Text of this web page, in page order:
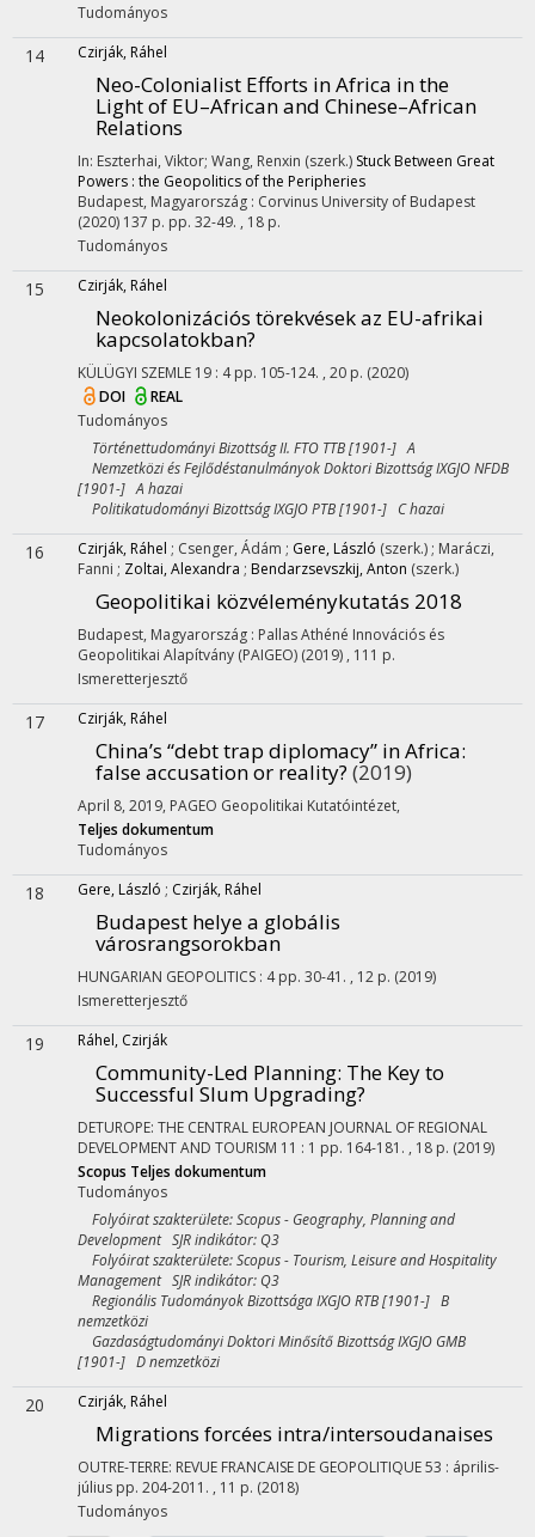
Tudományos
14 Czirják, Ráhel
Neo-Colonialist Efforts in Africa in the
Light of EU–African and Chinese–African
Relations
In: Eszterhai, Viktor; Wang, Renxin (szerk.) Stuck Between Great
Powers : the Geopolitics of the Peripheries
Budapest, Magyarország : Corvinus University of Budapest
(2020) 137 p. pp. 32-49. , 18 p.
Tudományos
15 Czirják, Ráhel
Neokolonizációs törekvések az EU-afrikai
kapcsolatokban?
KÜLÜGYI SZEMLE 19 : 4 pp. 105-124. , 20 p. (2020)
DOI
REAL
Tudományos
Történettudományi Bizottság II. FTO TTB [1901-] A
Nemzetközi és Fejlődéstanulmányok Doktori Bizottság IXGJO NFDB
[1901-] A hazai
Politikatudományi Bizottság IXGJO PTB [1901-] C hazai
16 Czirják, Ráhel ; Csenger, Ádám ; Gere, László (szerk.) ; Maráczi,
Fanni ; Zoltai, Alexandra ; Bendarzsevszkij, Anton (szerk.)
Geopolitikai közvéleménykutatás 2018
Budapest, Magyarország : Pallas Athéné Innovációs és
Geopolitikai Alapítvány (PAIGEO) (2019) , 111 p.
Ismeretterjesztő
17 Czirják, Ráhel
China’s “debt trap diplomacy” in Africa:
false accusation or reality? (2019)
April 8, 2019, PAGEO Geopolitikai Kutatóintézet,
Teljes dokumentum
Tudományos
18 Gere, László ; Czirják, Ráhel
Budapest helye a globális
városrangsorokban
HUNGARIAN GEOPOLITICS : 4 pp. 30-41. , 12 p. (2019)
Ismeretterjesztő
19 Ráhel, Czirják
Community-Led Planning: The Key to
Successful Slum Upgrading?
DETUROPE: THE CENTRAL EUROPEAN JOURNAL OF REGIONAL
DEVELOPMENT AND TOURISM 11 : 1 pp. 164-181. , 18 p. (2019)
Scopus Teljes dokumentum
Tudományos
Folyóirat szakterülete: Scopus - Geography, Planning and
Development SJR indikátor: Q3
Folyóirat szakterülete: Scopus - Tourism, Leisure and Hospitality
Management SJR indikátor: Q3
Regionális Tudományok Bizottsága IXGJO RTB [1901-] B
nemzetközi
Gazdaságtudományi Doktori Minősítő Bizottság IXGJO GMB
[1901-] D nemzetközi
20 Czirják, Ráhel
Migrations forcées intra/intersoudanaises
OUTRE-TERRE: REVUE FRANCAISE DE GEOPOLITIQUE53 : április-
július pp. 204-2011. , 11 p. (2018)
Tudományos